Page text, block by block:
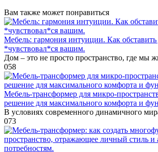
Вам также может понравиться
Мебель: гармония интуиции. Как
*чувствовал*ся вашим.
Дом – это не просто пространство, где мы
058
Мебель-трансформер для микро-
решение для максимального комфорта и
В условиях современного динамичного
073